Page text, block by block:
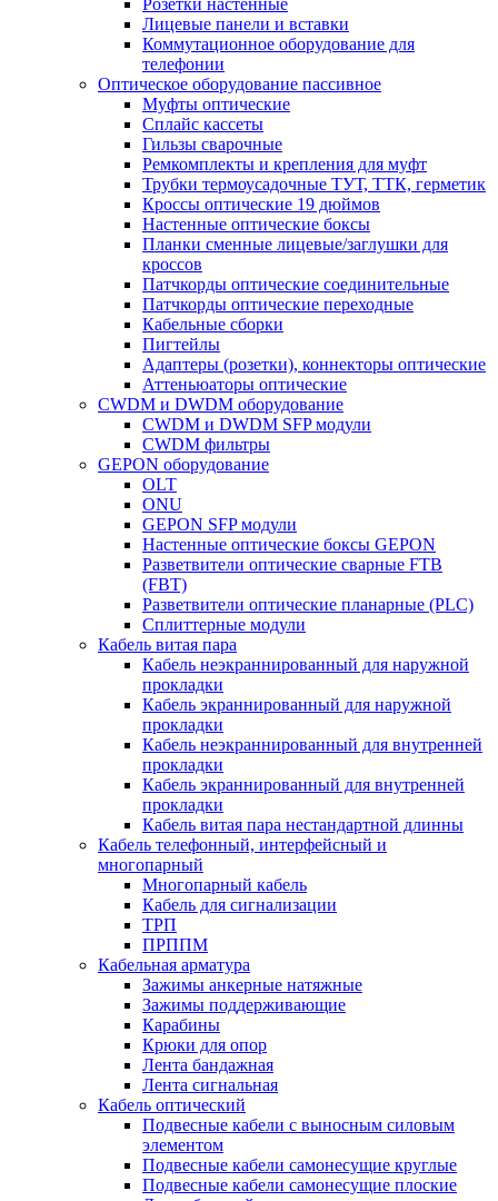
Розетки настенные
Лицевые панели и вставки
Коммутационное оборудование для
телефонии
Оптическое оборудование пассивное
Муфты оптические
Сплайс кассеты
Гильзы сварочные
Ремкомплекты и крепления для муфт
Трубки термоусадочные ТУТ, ТТК, герметик
Кроссы оптические 19 дюймов
Настенные оптические боксы
Планки сменные лицевые/заглушки для
кроссов
Патчкорды оптические соединительные
Патчкорды оптические переходные
Кабельные сборки
Пигтейлы
Адаптеры (розетки), коннекторы оптические
Аттеньюаторы оптические
CWDM и DWDM оборудование
CWDM и DWDM SFP модули
CWDM фильтры
GEPON оборудование
OLT
ONU
GEPON SFP модули
Настенные оптические боксы GEPON
Разветвители оптические сварные FTB
(FBT)
Разветвители оптические планарные (PLC)
Сплиттерные модули
Кабель витая пара
Кабель неэкраннированный для наружной
прокладки
Кабель экраннированный для наружной
прокладки
Кабель неэкраннированный для внутренней
прокладки
Кабель экраннированный для внутренней
прокладки
Кабель витая пара нестандартной длинны
Кабель телефонный, интерфейсный и
многопарный
Многопарный кабель
Кабель для сигнализации
ТРП
ПРППМ
Кабельная арматура
Зажимы анкерные натяжные
Зажимы поддерживающие
Карабины
Крюки для опор
Лента бандажная
Лента сигнальная
Кабель оптический
Подвесные кабели с выносным силовым
элементом
Подвесные кабели самонесущие круглые
Подвесные кабели самонесущие плоские